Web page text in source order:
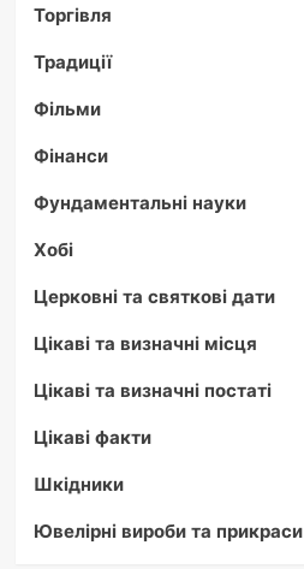
Торгівля
Традиції
Фільми
Фінанси
Фундаментальні науки
Хобі
Церковні та святкові дати
Цікаві та визначні місця
Цікаві та визначні постаті
Цікаві факти
Шкідники
Ювелірні вироби та прикраси